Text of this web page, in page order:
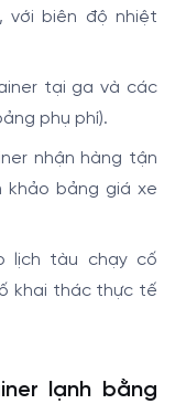
với biên độ nhiệt
tại ga và các
phụ phí).
nhận hàng tận
khảo bảng giá xe
lịch tàu chạy cố
khai thác thực tế
lạnh bằng